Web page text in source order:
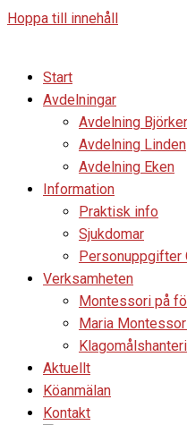
Hoppa till innehåll
Start
Avdelningar
Avdelning
Avdelning Linden
Avdelning Eken
Information
Praktisk info
Sjukdomar
Personuppgifter
Verksamheten
Montessori på
Maria
Aktuellt
Köanmälan
Kontakt